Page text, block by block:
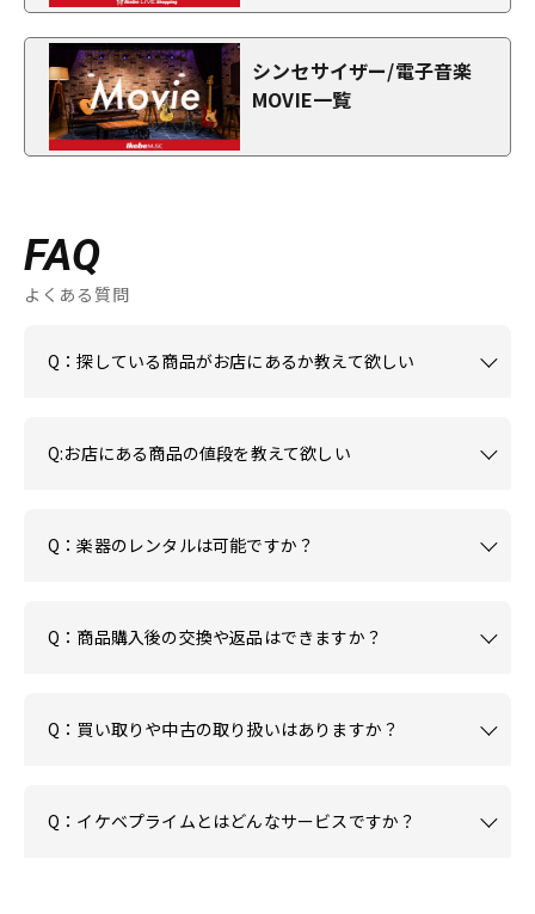
シンセサイザー/電子音楽
MOVIE一覧
FAQ
よくある質問
Q：探している商品がお店にあるか教えて欲しい
Q:お店にある商品の値段を教えて欲しい
Q：楽器のレンタルは可能ですか？
Q：商品購入後の交換や返品はできますか？
Q：買い取りや中古の取り扱いはありますか？
Q：イケベプライムとはどんなサービスですか？